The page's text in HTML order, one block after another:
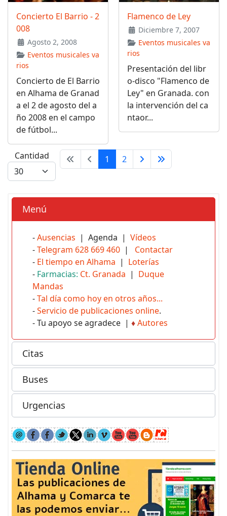
Concierto El Barrio - 2
008
Agosto 2, 2008
Eventos musicales va
rios
Concierto de El Barrio
en Alhama de Granad
a el 2 de agosto del a
ño 2008 en el campo
de fútbol...
Flamenco de Ley
Diciembre 7, 2007
Eventos musicales va
rios
Presentación del libr
o-disco "Flamenco de
Ley" en Granada. con
la intervención del ca
ntaor...
Cantidad 1 2
Menú
-Ausencias | Agenda | Vídeos
-Telegram 628 669 460 | Contactar
- El tiempo en Alhama | Loterías
- Farmacias: Ct. Granada | Duque
Mandas
-Tal día como hoy en otros años...
-Servicio de publicaciones online.
- Tu apoyo se agradece | ♦Autores
Citas
Buses
Urgencias